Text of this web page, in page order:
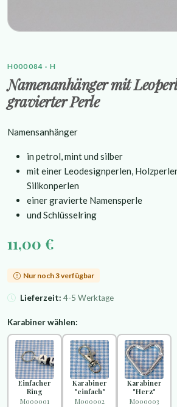
H000084 · H
Namenanhänger mit
gravierter Perle
Namensanhänger
in petrol, mint und silber
mit einer Leodesignperlen,
Silikonperlen
einer gravierte Namensperle
und Schlüsselring
11,00 €
Nur noch 3 verfügbar
Lieferzeit: 4-5 Werktage
Karabiner wählen:
Einfacher
Ring
M000001
Karabiner
"einfach"
M000002
Karabiner
"Herz"
M000003